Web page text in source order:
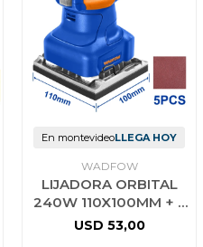
En montevideoLLEGA HOY
WADFOW
LIJADORA ORBITAL
240W 110X100MM + 5
LIJAS WADFOW
USD 53,00